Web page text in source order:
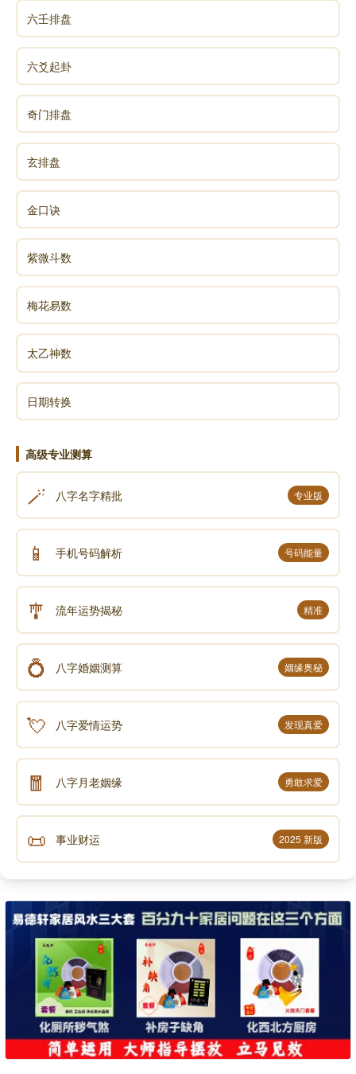
六壬排盘
六爻起卦
奇门排盘
玄排盘
金口诀
紫微斗数
梅花易数
太乙神数
日期转换
高级专业测算
🪄 八字名字精批 专业版
📱 手机号码解析 号码能量
🎐 流年运势揭秘 精准
💍 八字婚姻测算 姻缘奥秘
💘 八字爱情运势 发现真爱
🧧 八字月老姻缘 勇敢求爱
📜 事业财运 2025 新版